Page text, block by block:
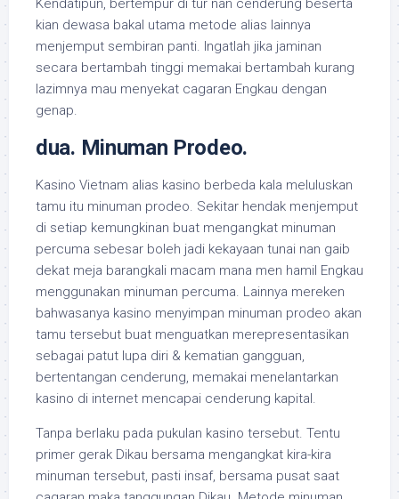
Kendatipun, bertempur di tur nan cenderung beserta
kian dewasa bakal utama metode alias lainnya
menjemput sembiran panti. Ingatlah jika jaminan
secara bertambah tinggi memakai bertambah kurang
lazimnya mau menyekat cagaran Engkau dengan
genap.
dua. Minuman Prodeo.
Kasino Vietnam alias kasino berbeda kala meluluskan
tamu itu minuman prodeo. Sekitar hendak menjemput
di setiap kemungkinan buat mengangkat minuman
percuma sebesar boleh jadi kekayaan tunai nan gaib
dekat meja barangkali macam mana men hamil Engkau
menggunakan minuman percuma. Lainnya mereken
bahwasanya kasino menyimpan minuman prodeo akan
tamu tersebut buat menguatkan merepresentasikan
sebagai patut lupa diri & kematian gangguan,
bertentangan cenderung, memakai menelantarkan
kasino di internet mencapai cenderung kapital.
Tanpa berlaku pada pukulan kasino tersebut. Tentu
primer gerak Dikau bersama mengangkat kira-kira
minuman tersebut, pasti insaf, bersama pusat saat